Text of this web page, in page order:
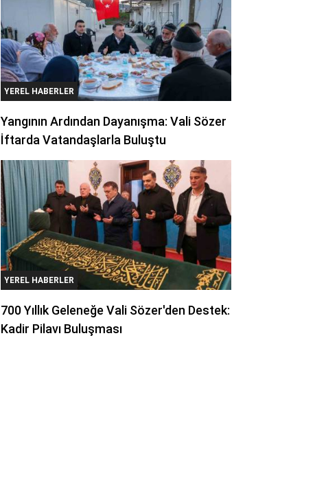
YEREL HABERLER
Yangının Ardından Dayanışma: Vali Sözer
İftarda Vatandaşlarla Buluştu
YEREL HABERLER
700 Yıllık Geleneğe Vali Sözer'den Destek:
Kadir Pilavı Buluşması